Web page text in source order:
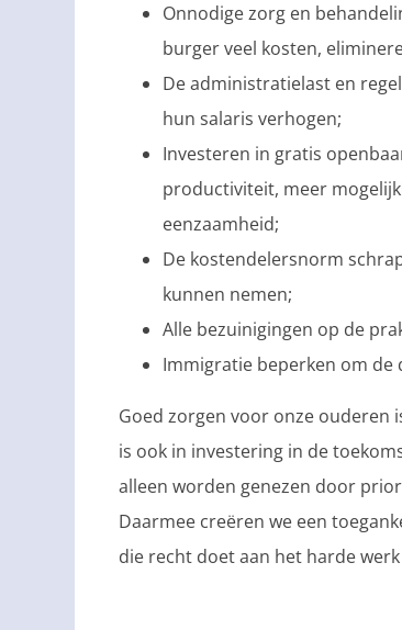
Onnodige zorg en
burger veel kosten,
De administratielast en
hun salaris verhogen;
Investeren in gratis
productiviteit, meer
eenzaamheid;
De kostendelersnorm
kunnen nemen;
Alle bezuinigingen op de
Immigratie beperken om de
Goed zorgen voor onze ouderen
is ook in investering in de
alleen worden genezen door
Daarmee creëren we een
die recht doet aan het harde